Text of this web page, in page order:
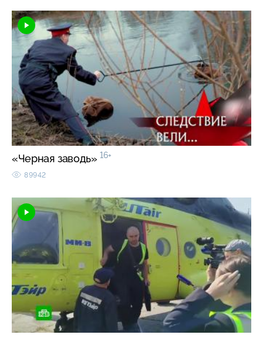
«Черная заводь» 16+
89942